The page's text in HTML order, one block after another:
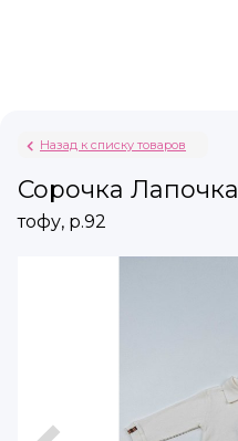
Назад к списку товаров
Сорочка Лапочка
тофу, р.92